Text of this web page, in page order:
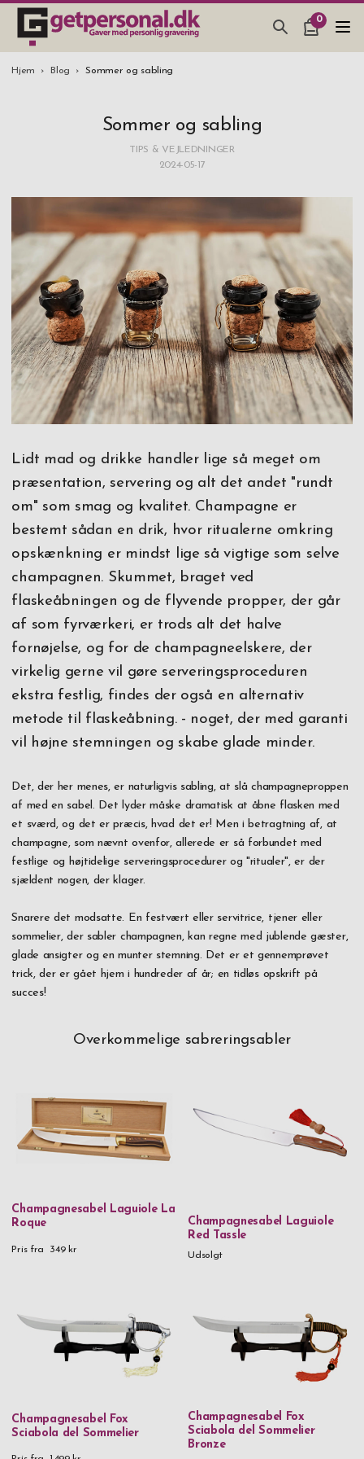
0
GAVEARTIKLAR & TING
SMYKKER & ACCESSORIES
STUDENTERGAVE 2026
Hjem Blog Sommer og sabling
Sommer og sabling
TIPS & VEJLEDNINGER
2024-05-17
Lidt mad og drikke handler lige så meget om
præsentation, servering og alt det andet "rundt
om" som smag og kvalitet. Champagne er
bestemt sådan en drik, hvor ritualerne omkring
opskænkning er mindst lige så vigtige som selve
champagnen. Skummet, braget ved
flaskeåbningen og de flyvende propper, der går
af som fyrværkeri, er trods alt det halve
fornøjelse, og for de champagneelskere, der
virkelig gerne vil gøre serveringsproceduren
ekstra festlig, findes der også en alternativ
metode til flaskeåbning. - noget, der med garanti
vil højne stemningen og skabe glade minder.
Det, der her menes, er naturligvis sabling, at slå champagneproppen
af ​​med en sabel. Det lyder måske dramatisk at åbne flasken med
et sværd, og det er præcis, hvad det er! Men i betragtning af, at
champagne, som nævnt ovenfor, allerede er så forbundet med
festlige og højtidelige serveringsprocedurer og "ritualer", er der
sjældent nogen, der klager.
Snarere det modsatte. En festvært eller servitrice, tjener eller
sommelier, der sabler champagnen, kan regne med jublende gæster,
glade ansigter og en munter stemning. Det er et gennemprøvet
trick, der er gået hjem i hundreder af år; en tidløs opskrift på
succes!
Overkommelige sabreringsabler
Champagnesabel Laguiole La
Roque
Pris fra 349 kr
Champagnesabel Laguiole
Red Tassle
Udsolgt
Champagnesabel Fox
Sciabola del Sommelier
Champagnesabel Fox
Sciabola del Sommelier
Bronze